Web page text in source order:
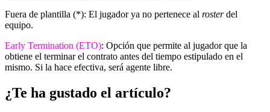
Fuera de plantilla (*): El jugador ya no pertenece al rosterdel
equipo.
Early Termination (ETO): Opción que permite al jugador que la
obtiene el terminar el contrato antes del tiempo estipulado en el
mismo. Si la hace efectiva, será agente libre.
¿Te ha gustado el artículo?